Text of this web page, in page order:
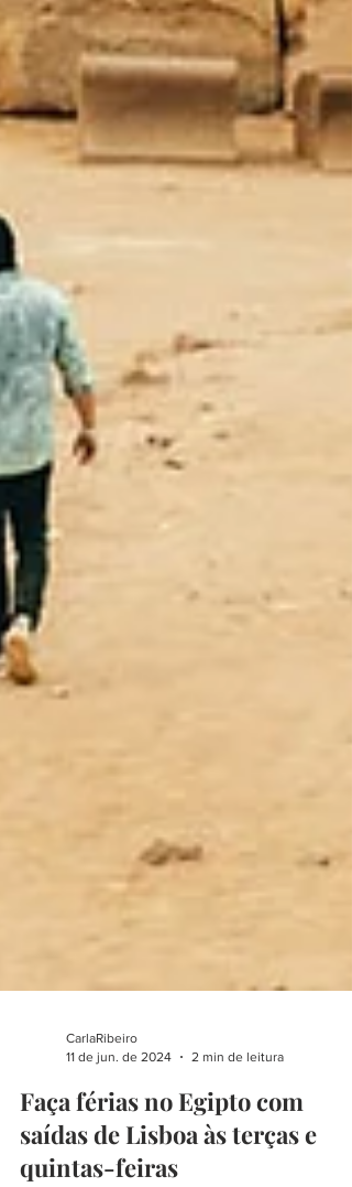
11 de jun. de 2024
2 min de leitura
Faça férias no Egipto com
saídas de Lisboa às terças e